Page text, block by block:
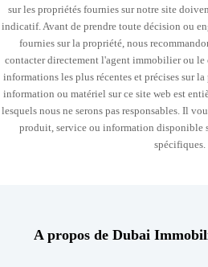
sur les propriétés fournies sur notre site
indicatif. Avant de prendre toute décision ou
fournies sur la propriété, nous
contacter directement l'agent immobilier ou
informations les plus récentes et précises sur
information ou matériel sur ce site web est
lesquels nous ne serons pas responsables. Il
produit, service ou information disponible
spécifiques.
A propos de Dubai